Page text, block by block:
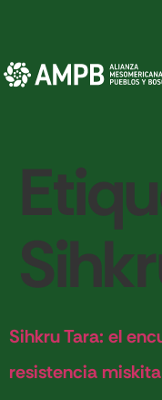
Sihkru Tara: el
resistencia miskita